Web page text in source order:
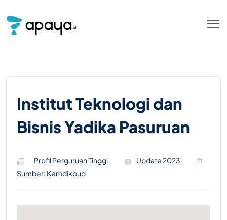
Institut Teknologi dan
Bisnis Yadika Pasuruan
Profil Perguruan Tinggi
Update 2023
Sumber: Kemdikbud